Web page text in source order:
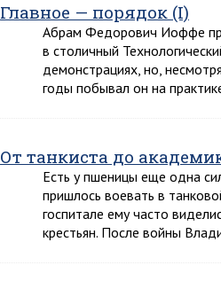
Главное — порядок (I)
Абрам Федорович Иоффе
в столичный
демонстрациях, но,
годы побывал он на
От танкиста до
Есть у пшеницы еще одна
пришлось воевать в
госпитале ему часто
крестьян. После войны